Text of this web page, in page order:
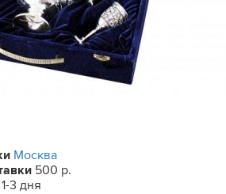
Москва
500 р.
1-3 дня